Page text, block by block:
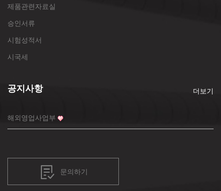
제품관련자료실
승인서류
시험성적서
시국세
공지사항
해외영업사업부
더보기
문의하기